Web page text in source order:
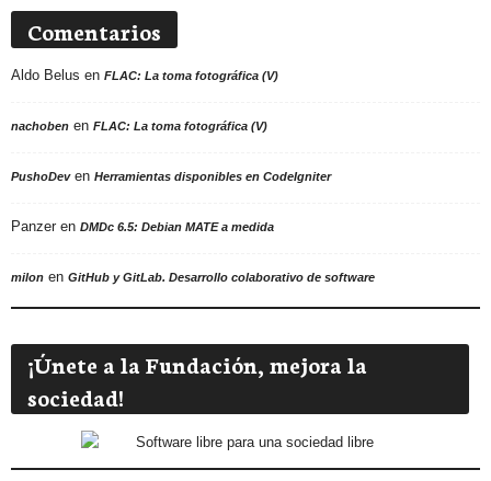
Comentarios
Aldo Belus en FLAC: La toma fotográfica (V)
nachoben en FLAC: La toma fotográfica (V)
PushoDeven Herramientas disponibles en CodeIgniter
Panzer en DMDc 6.5: Debian MATE a medida
milon en GitHub y GitLab. Desarrollo colaborativo de software
¡Únete a la Fundación, mejora la
sociedad!